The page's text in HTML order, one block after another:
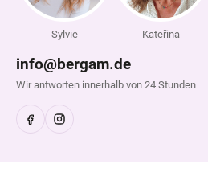
Sylvie Kateřina
info@bergam.de
Wir antworten innerhalb von 24 Stunden